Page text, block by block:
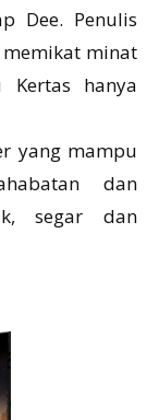
Dee. Penulis
minat
Kertas hanya
yang mampu
dan
segar dan